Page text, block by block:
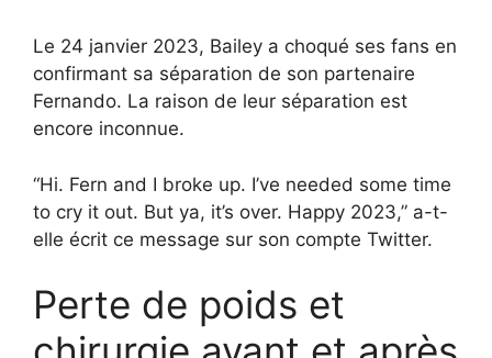
Le 24 janvier 2023, Bailey a choqué ses fans en
confirmant sa séparation de son partenaire
Fernando. La raison de leur séparation est
encore inconnue.
“Hi. Fern and I broke up. I’ve needed some time
to cry it out. But ya, it’s over. Happy 2023,” a-t-
elle écrit ce message sur son compte Twitter.
Perte de poids et